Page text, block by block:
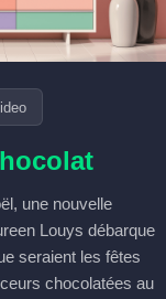
une nouvelle
Louys débarque
seraient les fêtes
chocolatées au